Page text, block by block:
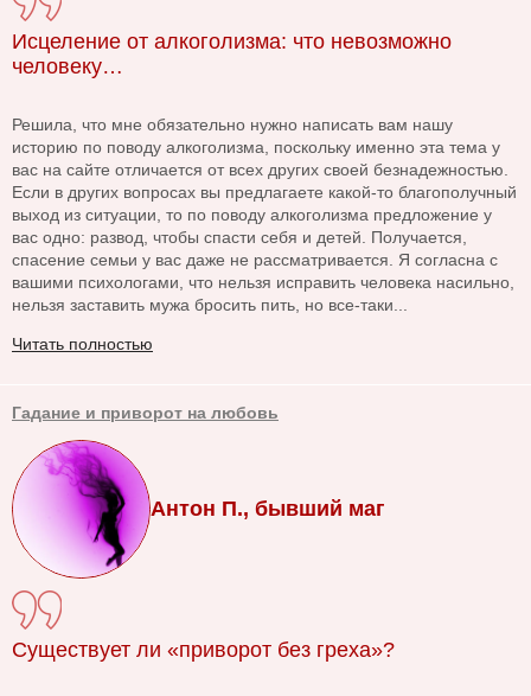
Исцеление от алкоголизма: что невозможно
человеку…
Решила, что мне обязательно нужно написать вам нашу
историю по поводу алкоголизма, поскольку именно эта тема у
вас на сайте отличается от всех других своей безнадежностью.
Если в других вопросах вы предлагаете какой-то благополучный
выход из ситуации, то по поводу алкоголизма предложение у
вас одно: развод, чтобы спасти себя и детей. Получается,
спасение семьи у вас даже не рассматривается. Я согласна с
вашими психологами, что нельзя исправить человека насильно,
нельзя заставить мужа бросить пить, но все-таки...
Читать полностью
Гадание и приворот на любовь
Антон П., бывший маг
Существует ли «приворот без греха»?